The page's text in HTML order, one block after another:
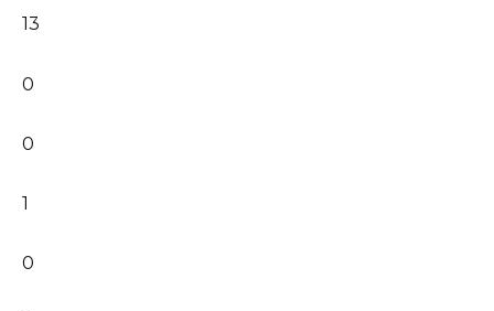
13
0
0
1
0